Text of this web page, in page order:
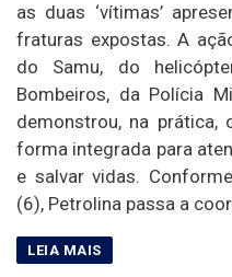
as duas ‘vítimas’
fraturas expostas. A
do Samu, do
Bombeiros, da Polícia
demonstrou, na prática,
forma integrada para
e salvar vidas.
(6), Petrolina passa a